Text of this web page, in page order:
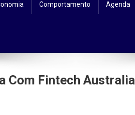
Comportamento Agenda
Com Fintech Australia